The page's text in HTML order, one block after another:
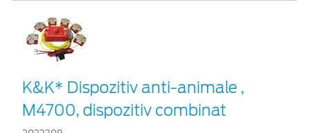
K&K* Dispozitiv anti-animale ,
M4700, dispozitiv combinat